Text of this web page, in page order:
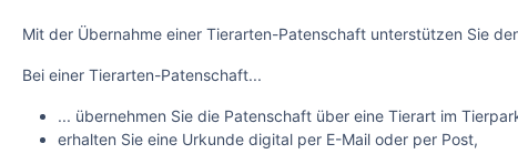
Mit der Übernahme einer Tierarten-Patenschaft unterstützen Sie
Bei einer Tierarten-Patenschaft...
... übernehmen Sie die Patenschaft über eine Tierart im
erhalten Sie eine Urkunde digital per E-Mail oder per Post,